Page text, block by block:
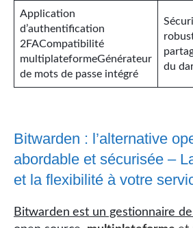
Application
d’authentification
2FACompatibilité
multiplateformeGénérateur
de mots de passe intégré
du
Bitwarden : l’alternative
abordable et sécurisée –
et la flexibilité à votre
Bitwarden est un gestionnaire